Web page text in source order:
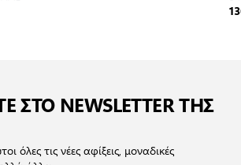
ΣΤΟ NEWSLETTER ΤΗΣ
όλες τις νέες αφίξεις, μοναδικές